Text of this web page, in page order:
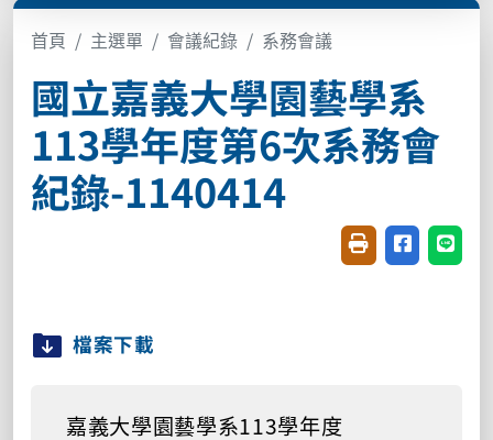
首頁 主選單 會議紀錄 系務會議
國立嘉義大學園藝學系
113學年度第6次系務會
紀錄-1140414
友善列印(開新視
分享至臉書
分享
檔案下載
嘉義大學園藝學系113學年度